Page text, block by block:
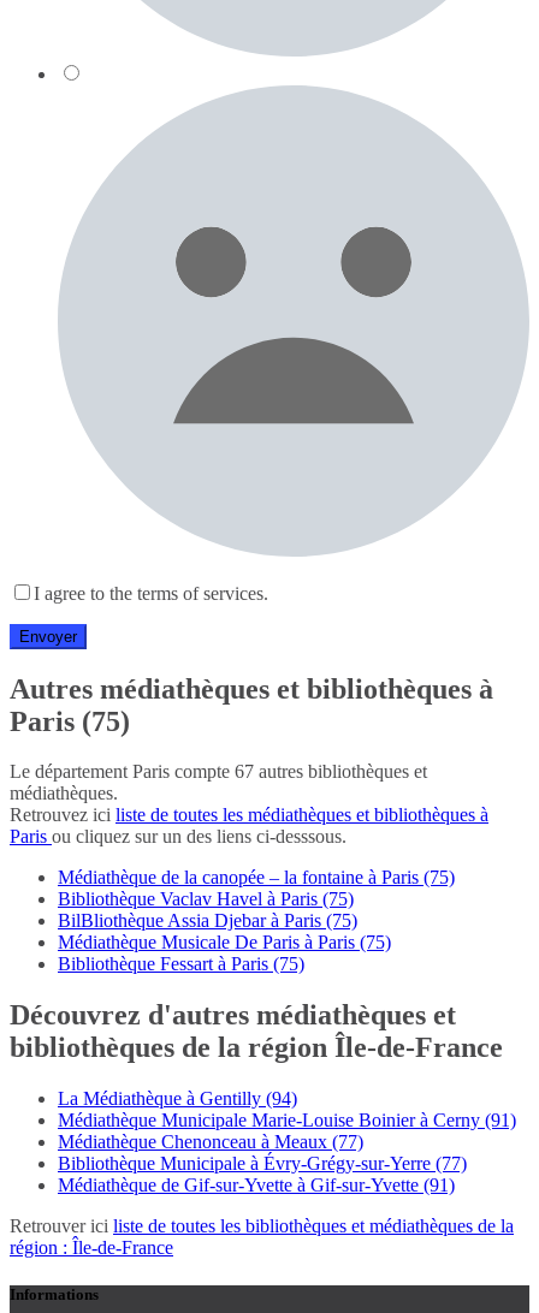
I agree to the terms of services.
Autres médiathèques et bibliothèques à
Paris (75)
Le département Paris compte 67 autres bibliothèques et
médiathèques.
Retrouvez ici liste de toutes les médiathèques et bibliothèques à
Paris ou cliquez sur un des liens ci-desssous.
Médiathèque de la canopée – la fontaine à Paris (75)
Bibliothèque Vaclav Havel à Paris (75)
BilBliothèque Assia Djebar à Paris (75)
Médiathèque Musicale De Paris à Paris (75)
Bibliothèque Fessart à Paris (75)
Découvrez d'autres médiathèques et
bibliothèques de la région Île-de-France
La Médiathèque à Gentilly (94)
Médiathèque Municipale Marie-Louise Boinier à Cerny (91)
Médiathèque Chenonceau à Meaux (77)
Bibliothèque Municipale à Évry-Grégy-sur-Yerre (77)
Médiathèque de Gif-sur-Yvette à Gif-sur-Yvette (91)
Retrouver ici liste de toutes les bibliothèques et médiathèques de la
région : Île-de-France
Informations